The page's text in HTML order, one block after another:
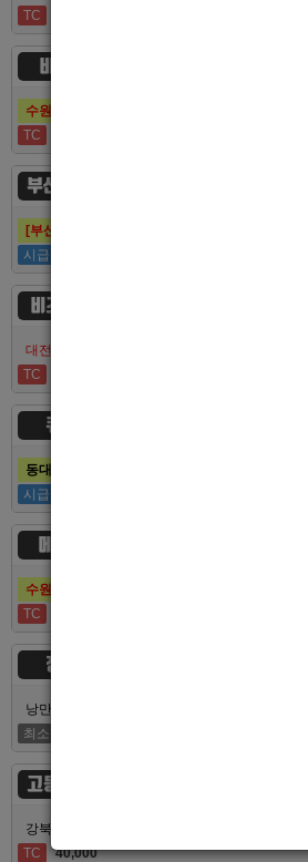
TC
비스트
수원호빠 비스트 인증업소에서 알바 선수 구인합
TC
부산 퍼스트
시급
비즈니스
대전호빠 최고의 팀 브라더에서 선수 추가모집합
TC
큐브
동대문호빠 큐브, 장안동호빠 최고의 대우로 선
시급
메이드
TC
정원
낭만의 도시 여수남보도 호빠알바 해보실분 모
최소
고등어노래방
강북 1등 신세계 장안동호빠 알바모집합니다 동
TC
40,000